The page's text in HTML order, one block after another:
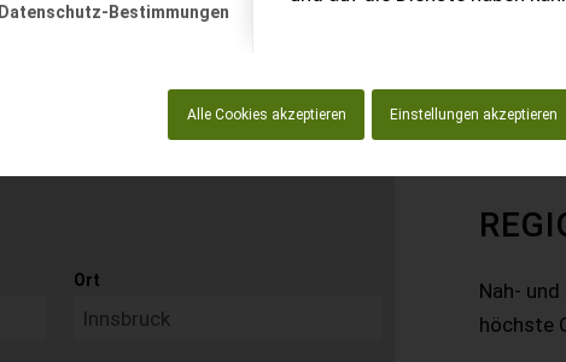
Datenschutz-Bestimmungen
Alle Cookies akzeptieren Einstellungen akzeptieren
Ort
Nah-
höchste